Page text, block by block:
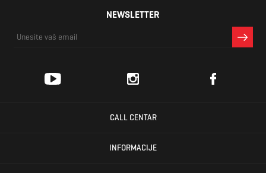
NEWSLETTER
CALL CENTAR
INFORMACIJE